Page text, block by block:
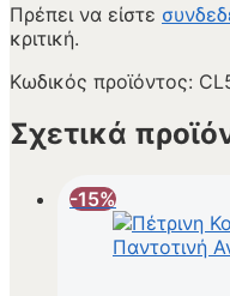
Πρέπει να είστε
κριτική.
Κωδικός προϊόντος:
Σχετικά
-15%